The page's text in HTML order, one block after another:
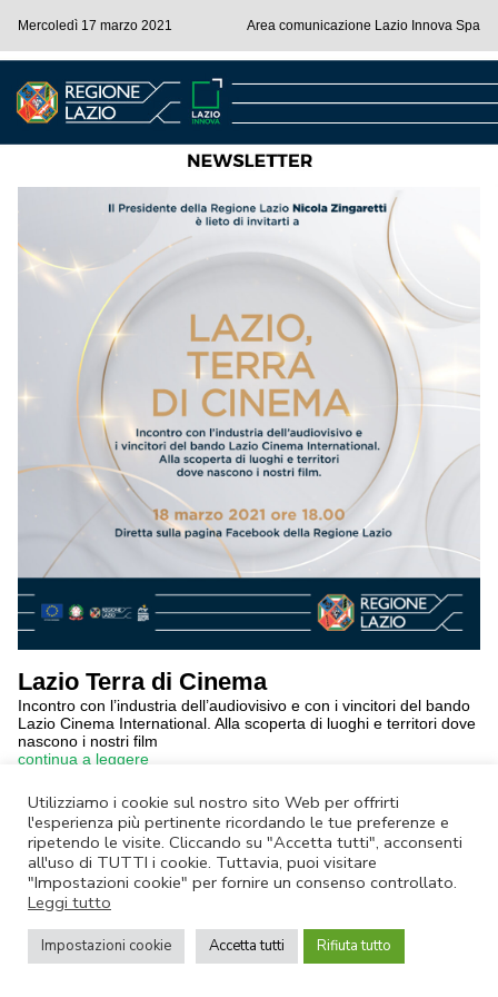
Utilizziamo i cookie sul nostro sito Web per offrirti
l'esperienza più pertinente ricordando le tue preferenze e
ripetendo le visite. Cliccando su "Accetta tutti", acconsenti
all'uso di TUTTI i cookie. Tuttavia, puoi visitare
"Impostazioni cookie" per fornire un consenso controllato.
Leggi tutto
Impostazioni cookie Accetta tutti Rifiuta tutto
Mercoledì 17 marzo 2021 Area comunicazione Lazio Innova Spa
Lazio Terra di Cinema
Incontro con l’industria dell’audiovisivo e con i vincitori del bando
Lazio Cinema International. Alla scoperta di luoghi e territori dove
nascono i nostri film
continua a leggere
Annulla Iscrizione |Privacy Policy
Non rispondere a questa email.Contatta Lazio Innova
© Lazio Innova SpA – Via dell’Amba Aradam, 9 – 00184 Roma – Tel.
06.60.51.60 – P.IVA 05950941004